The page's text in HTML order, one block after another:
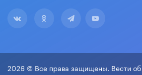
2026 © Все права защищены. Вести